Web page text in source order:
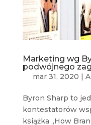
Marketing wg
podwójnego
mar 31, 2020 |
Byron Sharp to
kontestatorów
książka „How